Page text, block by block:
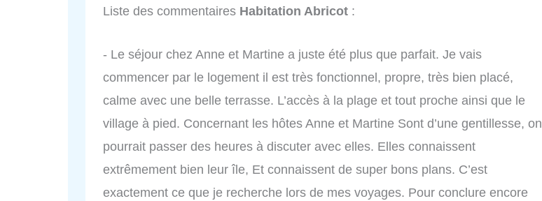
Liste des commentaires Habitation Abricot :
- Le séjour chez Anne et Martine a juste été plus que parfait. Je vais
commencer par le logement il est très fonctionnel, propre, très bien placé,
calme avec une belle terrasse. L’accès à la plage et tout proche ainsi que le
village à pied. Concernant les hôtes Anne et Martine Sont d’une gentillesse, on
pourrait passer des heures à discuter avec elles. Elles connaissent
extrêmement bien leur île, Et connaissent de super bons plans. C’est
exactement ce que je recherche lors de mes voyages. Pour conclure encore